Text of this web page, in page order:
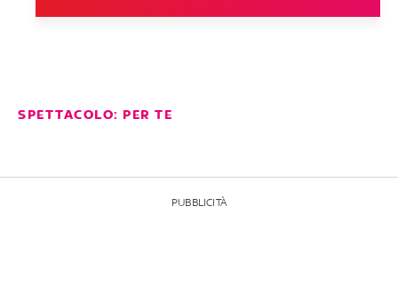
SPETTACOLO: PER TE
PUBBLICITÀ